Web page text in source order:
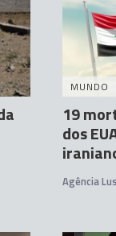
MUNDO
19
dos
Agência